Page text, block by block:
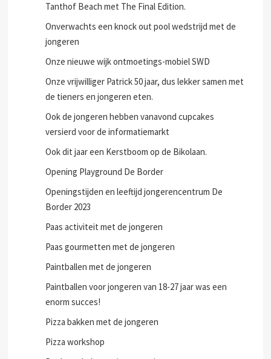
Tanthof Beach met The Final Edition.
Onverwachts een knock out pool wedstrijd met de
jongeren
Onze nieuwe wijk ontmoetings-mobiel SWD
Onze vrijwilliger Patrick 50 jaar, dus lekker samen met
de tieners en jongeren eten.
Ook de jongeren hebben vanavond cupcakes
versierd voor de informatiemarkt
Ook dit jaar een Kerstboom op de Bikolaan.
Opening Playground De Border
Openingstijden en leeftijd jongerencentrum De
Border 2023
Paas activiteit met de jongeren
Paas gourmetten met de jongeren
Paintballen met de jongeren
Paintballen voor jongeren van 18-27 jaar was een
enorm succes!
Pizza bakken met de jongeren
Pizza workshop